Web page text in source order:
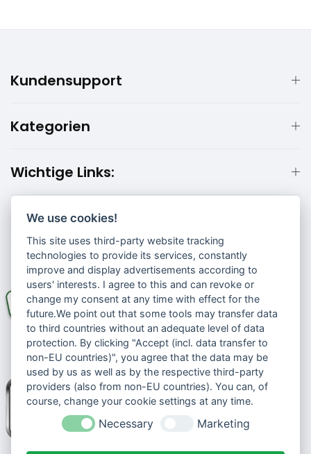
Kundensupport
Kategorien
Wichtige Links:
Kundeninformationen:
We use cookies!
This site uses third-party website tracking
technologies to provide its services, constantly
improve and display advertisements according to
users' interests. I agree to this and can revoke or
change my consent at any time with effect for the
future.We point out that some tools may transfer data
to third countries without an adequate level of data
protection. By clicking "Accept (incl. data transfer to
non-EU countries)", you agree that the data may be
used by us as well as by the respective third-party
providers (also from non-EU countries). You can, of
course, change your cookie settings at any time.
Necessary Marketing